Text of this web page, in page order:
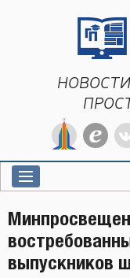
выпускников